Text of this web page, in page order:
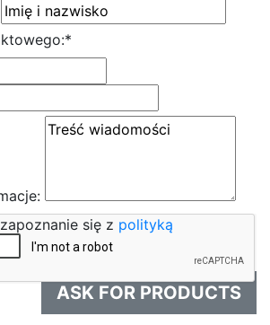
*
się z polityką
ASK FOR PRODUCTS